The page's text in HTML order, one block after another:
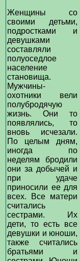
Женщины со
своими детьми,
подростками и
девушками
составляли
полуоседлое
население
становища.
Мужчины-
охотники вели
полубродячую
жизнь. Они то
появлялись, то
вновь исчезали.
По целым дням,
иногда по
неделям бродили
они за добычей и
при удаче
приносили ее для
всех. Все матери
считались
сестрами. Их
дети, то есть все
девушки и юноши,
также считались
братьями и